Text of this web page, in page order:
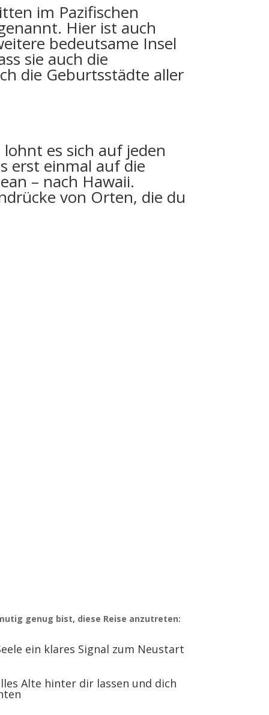
im Pazifischen
Hier ist auch
bedeutsame Insel
sie auch die
die Geburtsstädte aller
es sich auf jeden
erst einmal auf die
– nach Hawaii.
von Orten, die du
genug bist, diese Reise anzutreten:
ein klares Signal zum Neustart
Alte hinter dir lassen und dich